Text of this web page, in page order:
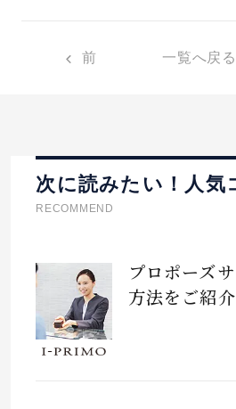
前 一覧へ戻る
次に読みたい！人気
RECOMMEND
プロポーズ
方法をご紹介